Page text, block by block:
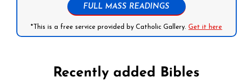
FULL MASS READINGS
*This is a free service provided by Catholic Gallery.Get it here
Recently added Bibles